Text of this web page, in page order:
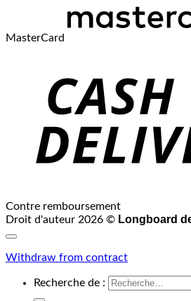
MasterCard
Contre remboursement
Droit d'auteur 2026 © Longboard
Withdraw from contract
Recherche de :